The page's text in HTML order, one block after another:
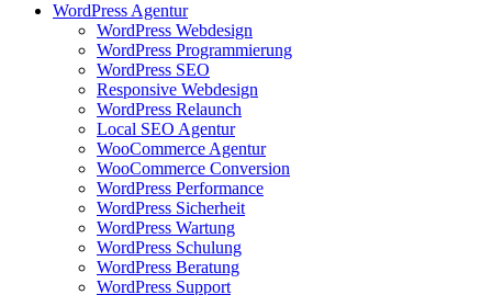
WordPress Agentur
WordPress Webdesign
WordPress Programmierung
WordPress SEO
Responsive Webdesign
WordPress Relaunch
Local SEO Agentur
WooCommerce Agentur
WooCommerce Conversion
WordPress Performance
WordPress Sicherheit
WordPress Wartung
WordPress Schulung
WordPress Beratung
WordPress Support